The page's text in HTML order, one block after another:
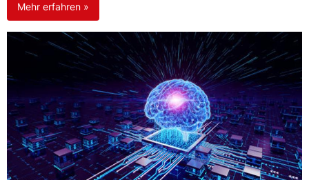
Mehr erfahren »